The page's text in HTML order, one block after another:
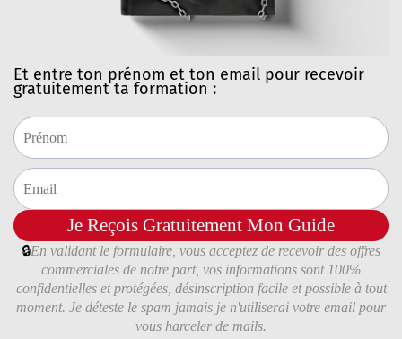
Et entre ton prénom et ton email pour recevoir
gratuitement ta formation :
Je Reçois Gratuitement Mon Guide
🔒En validant le formulaire, vous acceptez de recevoir des offres
commerciales de notre part, vos informations sont 100%
confidentielles et protégées, désinscription facile et possible à tout
moment. Je déteste le spam jamais je n'utiliserai votre email pour
vous harceler de mails.